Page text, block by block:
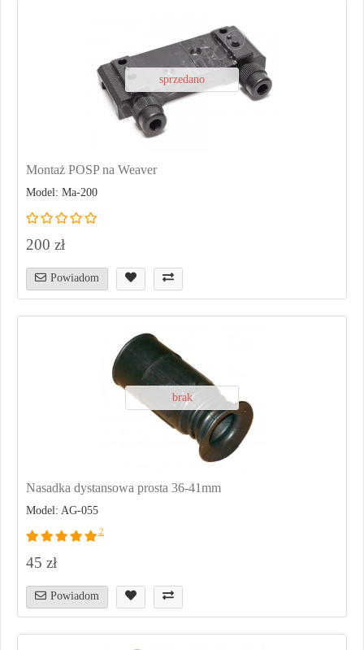
sprzedano
Montaż POSP na Weaver
Model: Ma-200
200 zł
Powiadom
brak
Nasadka dystansowa prosta 36-41mm
Model: AG-055
2
45 zł
Powiadom